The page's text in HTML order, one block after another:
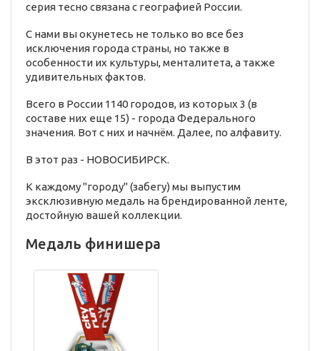
серия тесно связана с географией России.
С нами вы окунетесь не только во все без
исключения города страны, но также в
особенности их культуры, менталитета, а также
удивительных фактов.
Всего в России 1140 городов, из которых 3 (в
составе них еще 15) - города Федерального
значения. Вот с них и начнём. Далее, по алфавиту.
В этот раз - НОВОСИБИРСК.
К каждому "городу" (забегу) мы выпустим
эксклюзивную медаль на брендированной ленте,
достойную вашей коллекции.
Медаль финишера